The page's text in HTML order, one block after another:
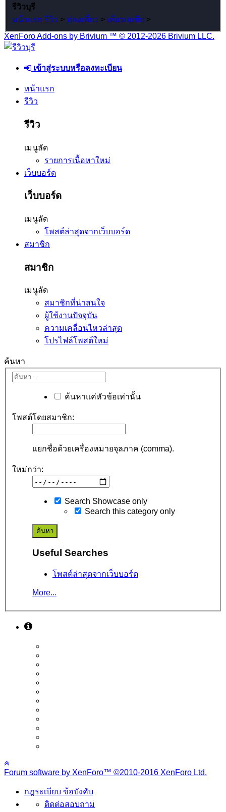
รีวิวบุรี
หน้าแรก รีวิว > ท่องเที่ยว > เที่ยวเอเซีย >
XenForo Add-ons by Brivium ™ © 2012-2026 Brivium LLC.
เข้าสู่ระบบหรือลงทะเบียน
หน้าแรก
รีวิว
รีวิว
เมนูลัด
รายการเนื้อหาใหม่
เว็บบอร์ด
เว็บบอร์ด
เมนูลัด
โพสต์ล่าสุดจากเว็บบอร์ด
สมาชิก
สมาชิก
เมนูลัด
สมาชิกที่น่าสนใจ
ผู้ใช้งานปัจจุบัน
ความเคลื่อนไหวล่าสุด
โปรไฟล์โพสต์ใหม่
ค้นหา
ค้นหาแค่หัวข้อเท่านั้น
โพสต์โดยสมาชิก:
แยกชื่อด้วยเครื่องหมายจุลภาค (comma).
ใหม่กว่า:
Search Showcase only
Search this category only
Useful Searches
โพสต์ล่าสุดจากเว็บบอร์ด
More...
Forum software by XenForo™ ©2010-2016 XenForo Ltd.
กฎระเบียบ ข้อบังคับ
ติดต่อสอบถาม